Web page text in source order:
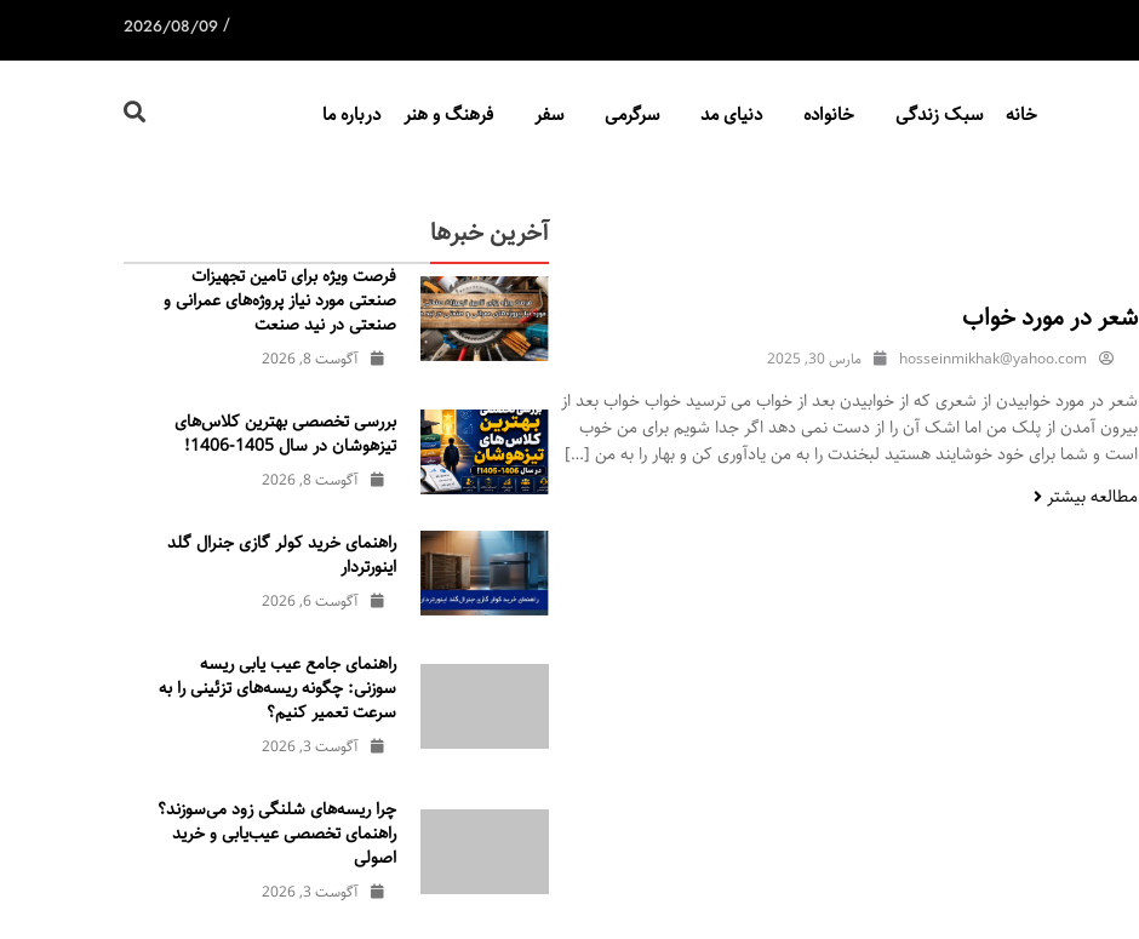
/
2026/08/09
خانه سبک زندگی خانواده دنیای مد سرگرمی سفر فرهنگ و هنر درباره ما
شعر در مورد خواب
hosseinmikhak@yahoo.com مارس 30, 2025
شعر در مورد خوابیدن از شعری که از خوابیدن بعد از خواب می ترسید خواب خواب بعد از
بیرون آمدن از پلک من اما اشک آن را از دست نمی دهد اگر جدا شویم برای من خوب
است و شما برای خود خوشایند هستید لبخندت را به من یادآوری کن و بهار را به من […]
مطالعه بیشتر
آخرین خبرها
فرصت ویژه برای تامین تجهیزات
صنعتی مورد نیاز پروژه‌های عمرانی و
صنعتی در نید صنعت
آگوست 8, 2026
بررسی تخصصی بهترین کلاس‌های
تیزهوشان در سال 1405-1406!
آگوست 8, 2026
راهنمای خرید کولر گازی جنرال‌ گلد
اینورتر‌دار
آگوست 6, 2026
راهنمای جامع عیب یابی ریسه
سوزنی: چگونه ریسه‌های تزئینی را به
سرعت تعمیر کنیم؟
آگوست 3, 2026
چرا ریسه‌های شلنگی زود می‌سوزند؟
راهنمای تخصصی عیب‌یابی و خرید
اصولی
آگوست 3, 2026